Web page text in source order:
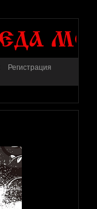
Регистрация